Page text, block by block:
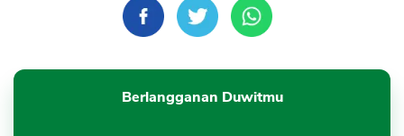
Berlangganan Duwitmu